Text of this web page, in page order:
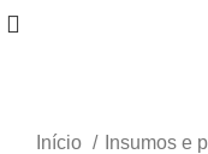
Início
Insumos e